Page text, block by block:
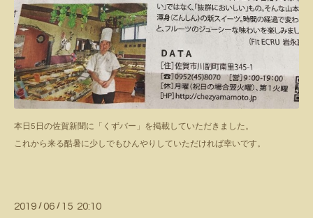
本日5日の佐賀新聞に「くずバー」を掲載していただきました。
これから来る酷暑に少しでもひんやりしていただければ幸いです。
2019 / 06 / 15 20:10